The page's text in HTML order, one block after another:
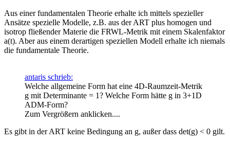
Aus einer fundamentalen Theorie erhalte ich mittels spezieller
Ansätze spezielle Modelle, z.B. aus der ART plus homogen und
isotrop fließender Materie die FRWL-Metrik mit einem Skalenfaktor
a(t). Aber aus einem derartigen speziellen Modell erhalte ich niemals
die fundamentale Theorie.
antaris schrieb:
Welche allgemeine Form hat eine 4D-Raumzeit-Metrik
g mit Determinante = 1? Welche Form hätte g in 3+1D
ADM-Form?
Zum Vergrößern anklicken....
Es gibt in der ART keine Bedingung an g, außer dass det(g) < 0 gilt.